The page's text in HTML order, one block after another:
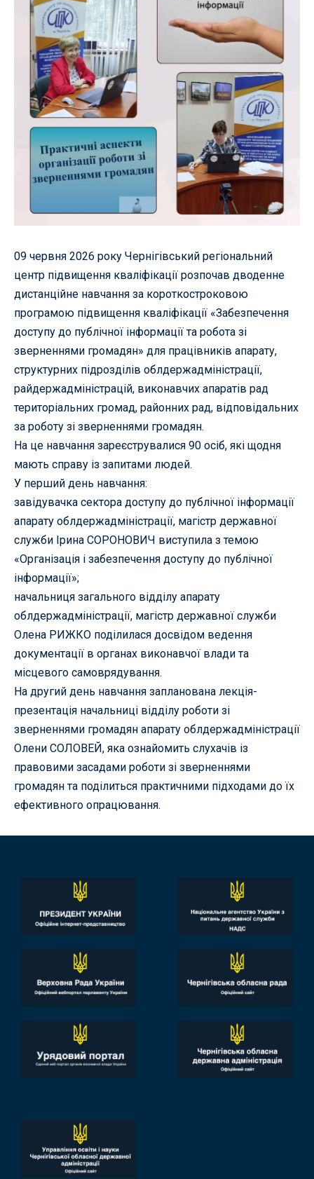
09 червня 2026 року Чернігівський регіональний
центр підвищення кваліфікації розпочав дводенне
дистанційне навчання за короткостроковою
програмою підвищення кваліфікації «Забезпечення
доступу до публічної інформації та робота зі
зверненнями громадян» для працівників апарату,
структурних підрозділів облдержадміністрації,
райдержадміністрацій, виконавчих апаратів рад
територіальних громад, районних рад, відповідальних
за роботу зі зверненнями громадян.
На це навчання зареєструвалися 90 осіб, які щодня
мають справу із запитами людей.
У перший день навчання:
завідувачка сектора доступу до публічної інформації
апарату облдержадміністрації, магістр державної
служби Ірина СОРОНОВИЧ виступила з темою
«Організація і забезпечення доступу до публічної
інформації»;
начальниця загального відділу апарату
облдержадміністрації, магістр державної служби
Олена РИЖКО поділилася досвідом ведення
документації в органах виконавчої влади та
місцевого самоврядування.
На другий день навчання запланована лекція-
презентація начальниці відділу роботи зі
зверненнями громадян апарату облдержадміністрації
Олени СОЛОВЕЙ, яка ознайомить слухачів із
правовими засадами роботи зі зверненнями
громадян та поділиться практичними підходами до їх
ефективного опрацювання.